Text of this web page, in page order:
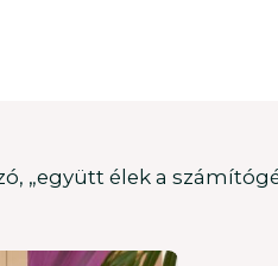
„együtt élek a